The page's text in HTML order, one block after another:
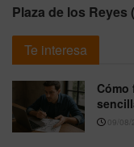
Plaza de los Reyes
Te interesa
Cómo
09/08/